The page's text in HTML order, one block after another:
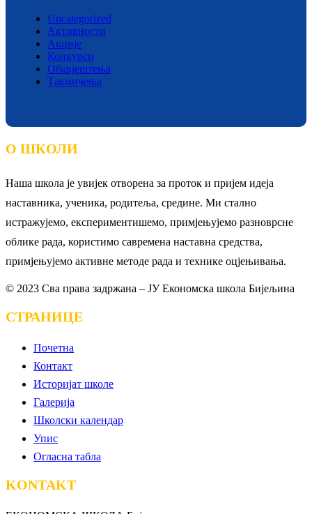
Uncategorized
Активности
Акције
Конкурси
Обавјештења
Такмичења
О ШКОЛИ
Наша школа је увијек отворена за проток и пријем идеја
наставника, ученика, родитеља, средине. Ми стално
истражујемо, експериментишемо, примјењујемо разноврсне
облике рада, користимо савремена наставна средства,
примјењујемо активне методе рада и технике оцјењивања.
© 2023 Сва права задржана – ЈУ Економска школа Бијељина
СТРАНИЦЕ
Почетна
Контакт
Историјат школе
Галерија
Школски календар
Упис
Огласна табла
KONTAKT